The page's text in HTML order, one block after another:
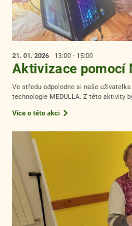
21. 01. 2026 13:00 - 15:00
Aktivizace pomocí
Ve středu odpoledne si naše
technologie MEDULLA. Z této aktivity
Více o této akci